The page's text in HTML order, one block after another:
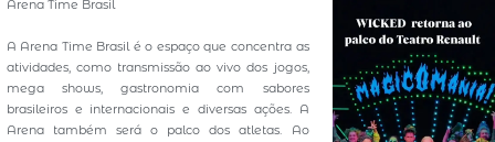
Arena Time Brasil
A Arena Time Brasil é o espaço que concentra as
atividades, como transmissão ao vivo dos jogos,
mega shows, gastronomia com sabores
brasileiros e internacionais e diversas ações. A
Arena também será o palco dos atletas. Ao